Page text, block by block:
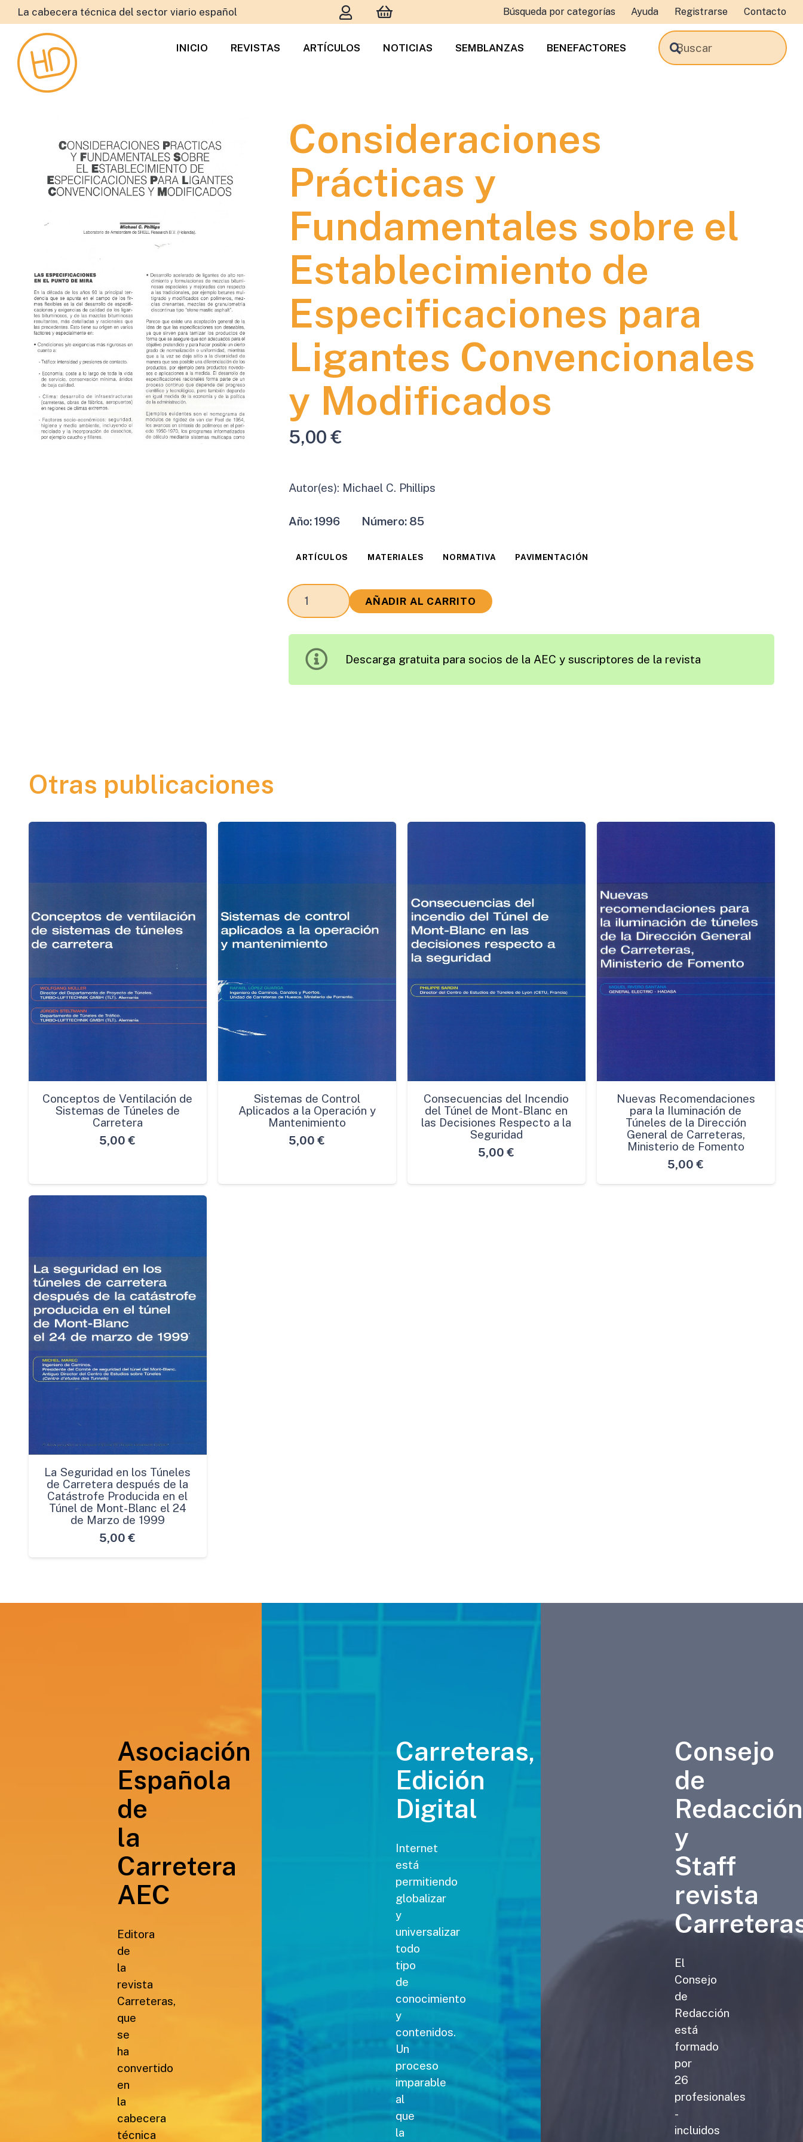
La cabecera técnica del sector viario español Búsqueda por categorías Ayuda Registrarse Contacto
INICIO REVISTAS ARTÍCULOS NOTICIAS SEMBLANZAS BENEFACTORES
Consideraciones
Prácticas y
Fundamentales sobre el
Establecimiento de
Especificaciones para
Ligantes Convencionales
y Modificados
5,00€
Autor(es): Michael C. Phillips
Año:1996 Número: 85
ARTÍCULOS MATERIALES NORMATIVA PAVIMENTACIÓN
Consideraciones
Prácticas
sobre
AÑADIR AL CARRITO
Descarga gratuita para socios de la AEC y suscriptores de la revista
Otras publicaciones
Conceptos de Ventilación de
Sistemas de Túneles de
Carretera
5,00 €
Sistemas de Control
Aplicados a la Operación y
Mantenimiento
5,00 €
Consecuencias del Incendio
del Túnel de Mont-Blanc en
las Decisiones Respecto a la
Seguridad
5,00 €
Nuevas Recomendaciones
para la Iluminación de
Túneles de la Dirección
General de Carreteras,
Ministerio de Fomento
5,00 €
La Seguridad en los Túneles
de Carretera después de la
Catástrofe Producida en el
Túnel de Mont-Blanc el 24
de Marzo de 1999
5,00 €
Asociación
Española
de
la
Carretera
AEC
Editora
de
la
revista
Carreteras,
que
se
ha
convertido
en
la
cabecera
técnica
Carreteras,
Edición
Digital
Internet
está
permitiendo
globalizar
y
universalizar
todo
tipo
de
conocimiento
y
contenidos.
Un
proceso
imparable
al
que
la
Consejo
de
Redacción
y
Staff
revista
El
Consejo
de
Redacción
está
formado
por
26
profesionales
-
incluidos